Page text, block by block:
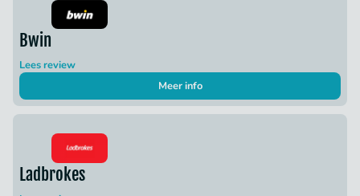
Bwin
Lees review
Meer info
Ladbrokes